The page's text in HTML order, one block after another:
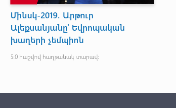
Մինսկ-2019․ Արթուր
Ալեքսանյանը՝ Եվրոպական
խաղերի չեմպիոն
5։0 հաշվով հաղթանակ տարավ: